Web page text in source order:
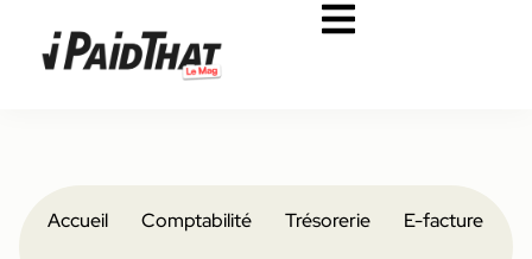
Accueil Comptabilité Trésorerie E-facture